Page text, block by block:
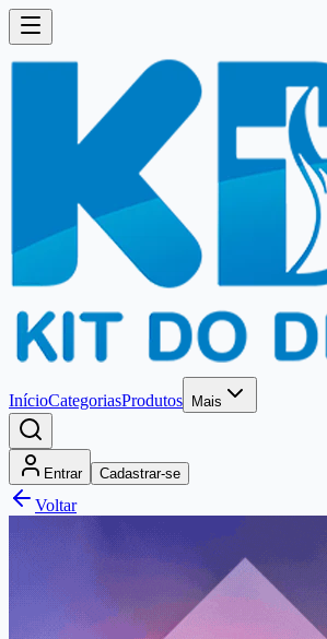
InícioCategoriasProdutos Mais
Entrar Cadastrar-se
Voltar